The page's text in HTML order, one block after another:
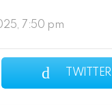
7:50 pm
TWITTER